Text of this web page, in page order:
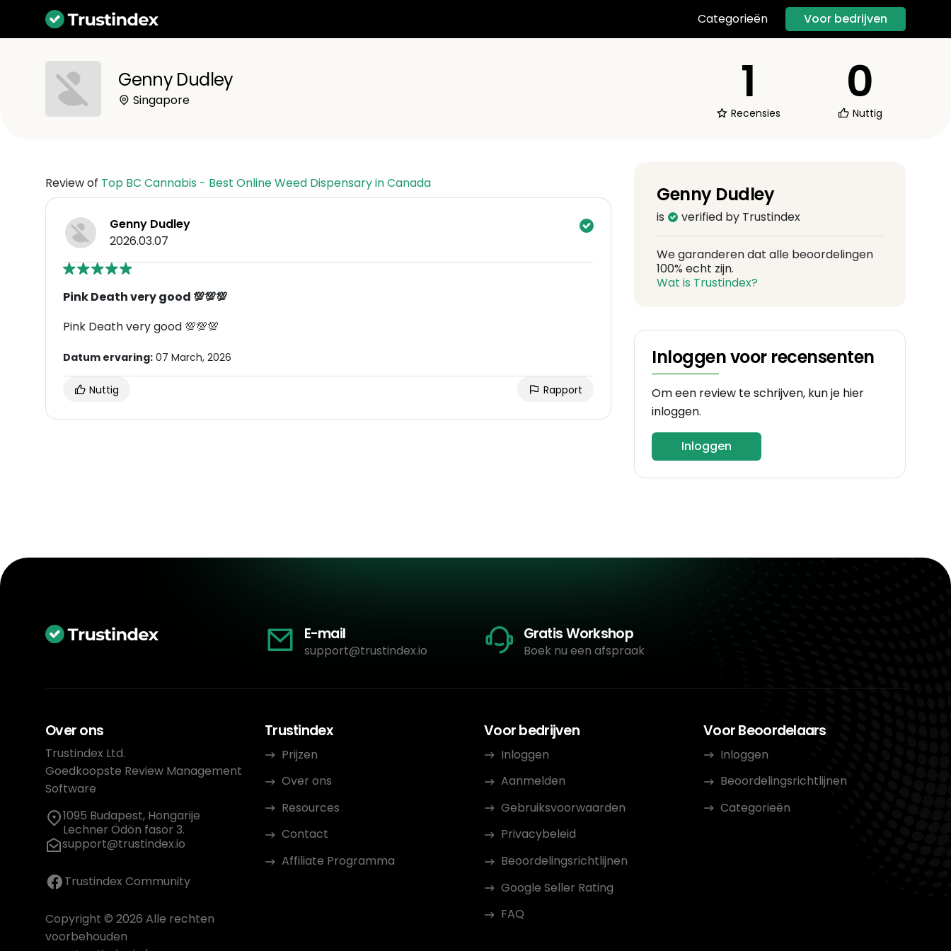
Categorieën Voor bedrijven
Genny Dudley
Singapore 1
Recensies
0
Nuttig
Review of Top BC Cannabis - Best Online Weed Dispensary in Canada
Genny Dudley
2026.03.07
Pink Death very good 💯💯💯
Pink Death very good 💯💯💯
Datum ervaring: 07 March, 2026
Nuttig Rapport
Genny Dudley
is verified by Trustindex
We garanderen dat alle beoordelingen
100% echt zijn.
Wat is Trustindex?
Inloggen voor recensenten
Om een review te schrijven, kun je hier
inloggen.
Inloggen
E-mail
support@trustindex.io
Gratis Workshop
Boek nu een afspraak
Over ons
Trustindex Ltd.
Goedkoopste Review Management
Software
1095 Budapest, Hongarije
Lechner Ödön fasor 3.
support@trustindex.io
Trustindex Community
Copyright © 2026 Alle rechten
voorbehouden
Trustindex
Prijzen
Over ons
Resources
Contact
Affiliate Programma
Voor bedrijven
Inloggen
Aanmelden
Gebruiksvoorwaarden
Privacybeleid
Beoordelingsrichtlijnen
Google Seller Rating
FAQ
Voor Beoordelaars
Inloggen
Beoordelingsrichtlijnen
Categorieën